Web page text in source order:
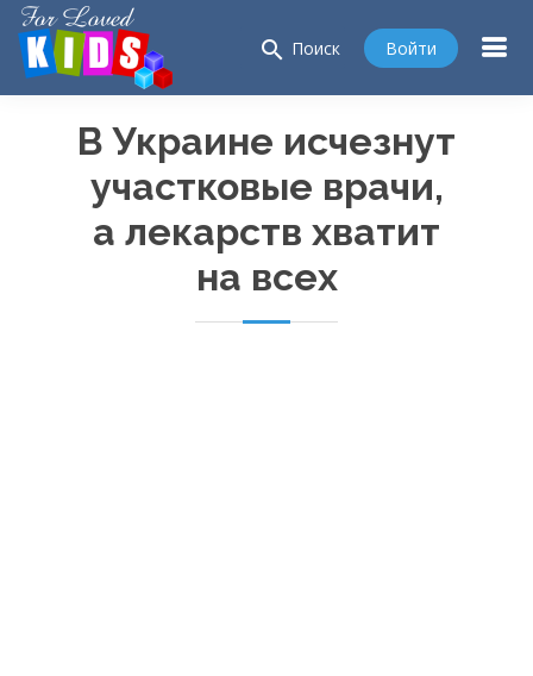
search Поиск Войти
В Украине исчезнут
участковые врачи,
а лекарств хватит
на всех